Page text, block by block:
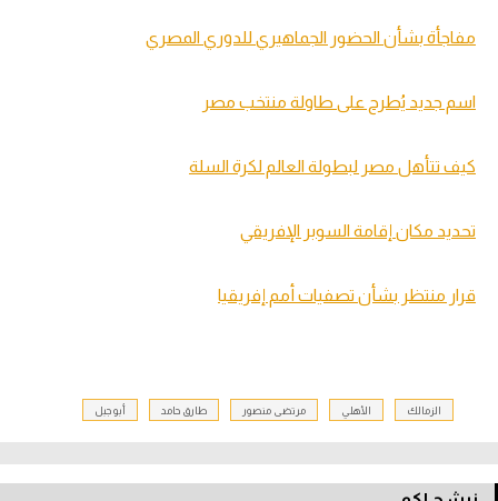
مفاجأة بشأن الحضور الجماهيري للدوري المصري
اسم جديد يُطرح على طاولة منتخب مصر
كيف تتأهل مصر لبطولة العالم لكرة السلة
تحديد مكان إقامة السوبر الإفريقي
قرار منتظر بشأن تصفيات أمم إفريقيا
الزمالك الأهلي مرتضى منصور طارق حامد أبو جبل